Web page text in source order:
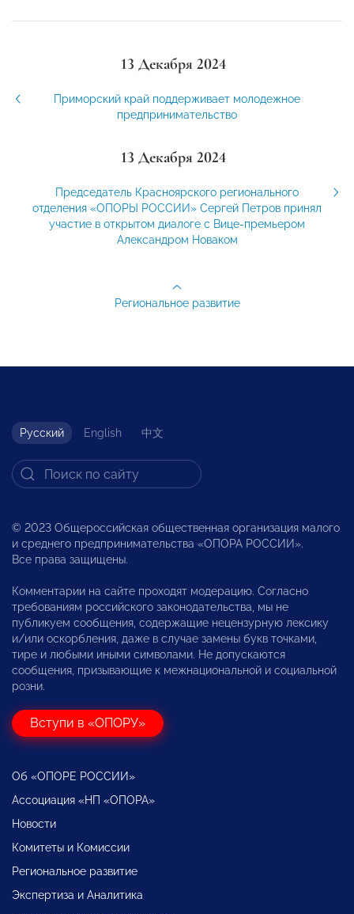
13 Декабря 2024
Приморский край поддерживает молодежное
предпринимательство
13 Декабря 2024
Председатель Красноярского регионального
отделения «ОПОРЫ РОССИИ» Сергей Петров принял
участие в открытом диалоге с Вице-премьером
Александром Новаком
Региональное развитие
Русский English 中文
© 2023 Общероссийская общественная организация малого
и среднего предпринимательства «ОПОРА РОССИИ».
Все права защищены.
Комментарии на сайте проходят модерацию. Согласно
требованиям российского законодательства, мы не
публикуем сообщения, содержащие нецензурную лексику
и/или оскорбления, даже в случае замены букв точками,
тире и любыми иными символами. Не допускаются
сообщения, призывающие к межнациональной и социальной
розни.
Вступи в «ОПОРУ»
Об «ОПОРЕ РОССИИ»
Ассоциация «НП «ОПОРА»
Новости
Комитеты и Комиссии
Региональное развитие
Экспертиза и Аналитика